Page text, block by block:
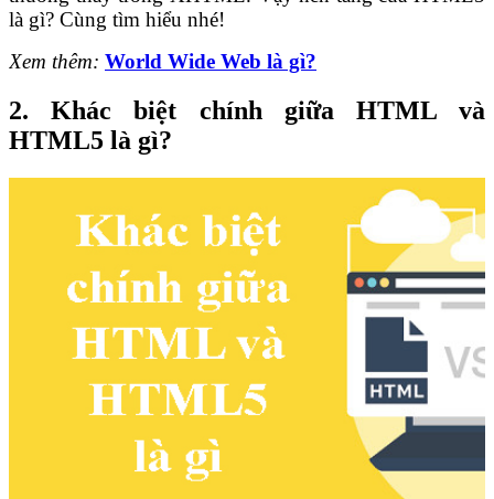
là gì? Cùng tìm hiểu nhé!
Xem thêm: World Wide Web là gì?
2. Khác biệt chính giữa HTML và
HTML5 là gì?